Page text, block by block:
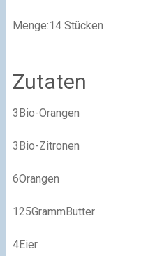
Menge:14 Stücken
Zutaten
3Bio-Orangen
3Bio-Zitronen
6Orangen
125GrammButter
4Eier